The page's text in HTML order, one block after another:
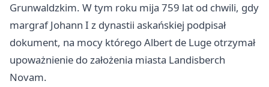
Grunwaldzkim. W tym roku mija 759 lat od chwili, gdy
margraf Johann I z dynastii askańskiej podpisał
dokument, na mocy którego Albert de Luge otrzymał
upoważnienie do założenia miasta Landisberch
Novam.